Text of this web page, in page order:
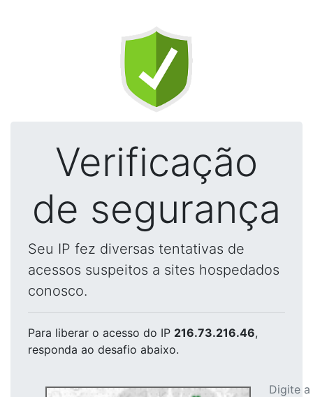
Verificação
de segurança
Seu IP fez diversas tentativas de
acessos suspeitos a sites hospedados
conosco.
Para liberar o acesso do IP 216.73.216.46,
responda ao desafio abaixo.
Digite